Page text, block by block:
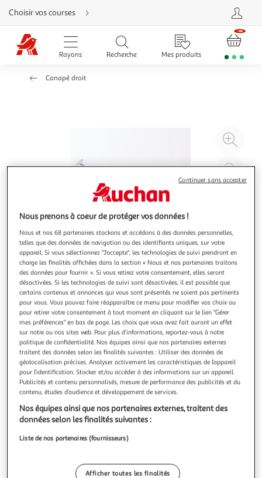
Aller
directement
au
contenu
Aller
directement
Aller
Choisir vos courses
Rayons Recherche Mes produits
Canapé droit
à
Illustration
précédente
Illustration
suivante
VIDAXL
Canape a 2 places Tissu Noir
Cet elegant canape 2 places sera un excellent ajout a votre
espace de vie. Cadre robuste : le cadre en bois solide
contribue a la robustesse de la construction et les pieds en
fer ajoutent une durabilite supplementaire au canape.
Experience d'assise confortable : le canape dispose d'un
En savoir +
Vous voulez connaître le prix de ce produit ?
Afficher le prix
Nous prenons à coeur de protéger vos données !
Nous et nos 68 partenaires stockons et accédons à des données personnelles,
telles que des données de navigation ou des identifiants uniques, sur votre
appareil. Si vous sélectionnez "J'accepte", les technologies de suivi prendront en
charge les finalités affichées dans la section « Nous et nos partenaires traitons
des données pour fournir ». Si vous retirez votre consentement, elles seront
désactivées. Si les technologies de suivi sont désactivées, il est possible que
certains contenus et annonces qui vous sont présentés ne soient pas pertinents
pour vous. Vous pouvez faire réapparaître ce menu pour modifier vos choix ou
pour retirer votre consentement à tout moment en cliquant sur le lien "Gérer
mes préférences" en bas de page. Les choix que vous avez fait auront un effet
sur notre ou nos sites web. Pour plus d’informations, reportez-vous à notre
politique de confidentialité. Nos équipes ainsi que nos partenaires externes
traitent des données selon les finalités suivantes : Utiliser des données de
géolocalisation précises. Analyser activement les caractéristiques de l’appareil
pour l’identification. Stocker et/ou accéder à des informations sur un appareil.
Publicités et contenu personnalisés, mesure de performance des publicités et du
contenu, études d’audience et développement de services.
Nos équipes ainsi que nos partenaires externes, traitent des
données selon les finalités suivantes :
Liste de nos partenaires (fournisseurs)
Afficher toutes les finalités
Continuer sans accepter